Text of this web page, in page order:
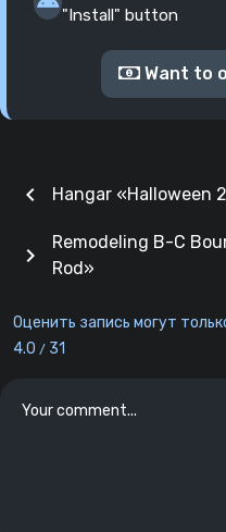
"Install" button
Want to
chevron_left Hangar «‎Halloween
Remodeling B-C
Rod»
chevron_right
Оценить запись могут
4.0 / 31